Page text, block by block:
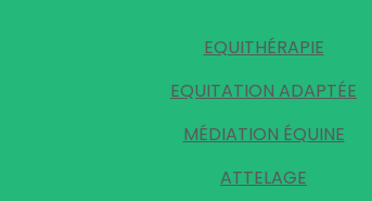
EQUITHÉRAPIE
EQUITATION ADAPTÉE
MÉDIATION ÉQUINE
ATTELAGE